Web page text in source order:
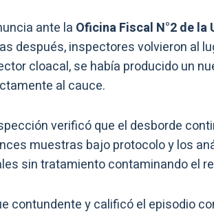
ante la Oficina Fiscal N°2 de
después, inspectores volvieron al
cloacal, se había producido un
al cauce.
verificó que el desborde
muestras bajo protocolo y los
sin tratamiento contaminando el
contundente y calificó el episodio